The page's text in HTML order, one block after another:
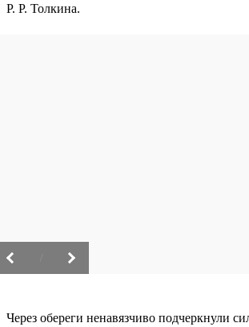
Р. Р. Толкина.
Через обереги ненавязчиво подчеркнули